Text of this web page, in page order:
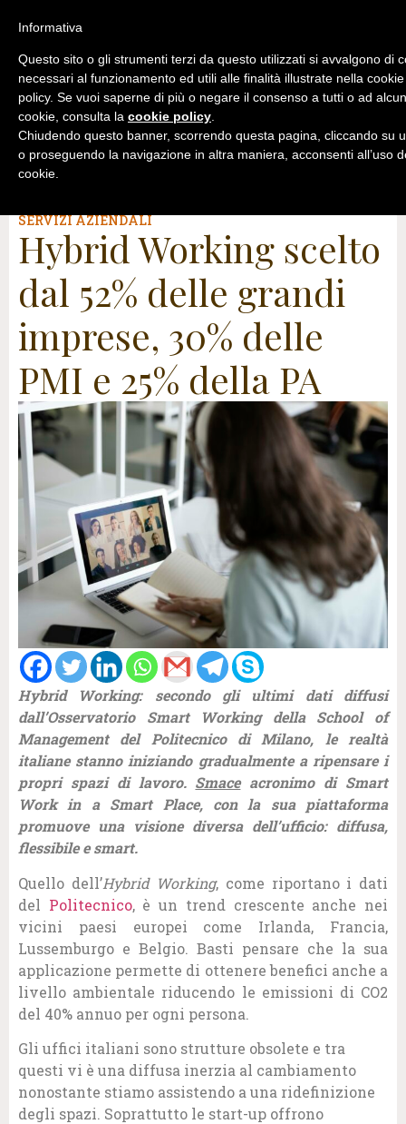
SERVIZI AZIENDALI
Hybrid Working scelto
dal 52% delle grandi
imprese, 30% delle
PMI e 25% della PA
Hybrid Working: secondo gli ultimi dati diffusi
dall’Osservatorio Smart Working della School of
Management del Politecnico di Milano, le realtà
italiane stanno iniziando gradualmente a ripensare i
propri spazi di lavoro. Smaceacronimo di Smart
Work in a Smart Place, con la sua piattaforma
promuove una visione diversa dell’ufficio: diffusa,
flessibile e smart.
Quello dell’Hybrid Working, come riportano i dati
del Politecnico, è un trend crescente anche nei
vicini paesi europei come Irlanda, Francia,
Lussemburgo e Belgio. Basti pensare che la sua
applicazione permette di ottenere benefici anche a
livello ambientale riducendo le emissioni di CO2
del 40% annuo per ogni persona.
Gli uffici italiani sono strutture obsolete e tra
questi vi è una diffusa inerzia al cambiamento
nonostante stiamo assistendo a una ridefinizione
degli spazi. Soprattutto le start-up offrono
Informativa
Questo sito o gli strumenti terzi da questo utilizzati si avvalgono di
necessari al funzionamento ed utili alle finalità illustrate nella cookie
policy. Se vuoi saperne di più o negare il consenso a tutti o ad
cookie, consulta la cookie policy.
Chiudendo questo banner, scorrendo questa pagina, cliccando su
o proseguendo la navigazione in altra maniera, acconsenti all’uso
cookie.